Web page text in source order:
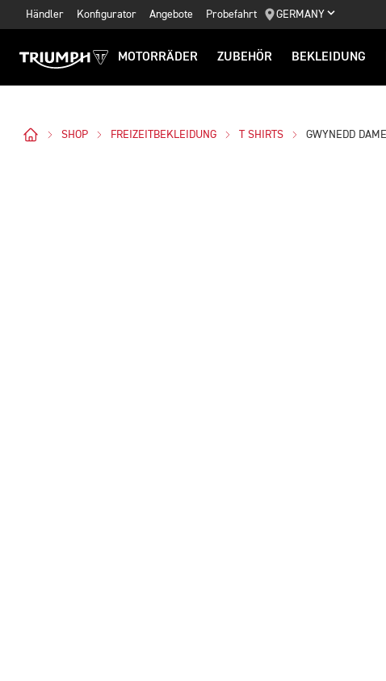
Händler Konfigurator Angebote Probefahrt GERMANY
MOTORRÄDER ZUBEHÖR BEKLEIDUNG
SHOP FREIZEITBEKLEIDUNG T SHIRTS GWYNEDD